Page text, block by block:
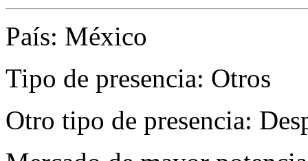
País: México
Tipo de presencia: Otros
Otro tipo de presencia: